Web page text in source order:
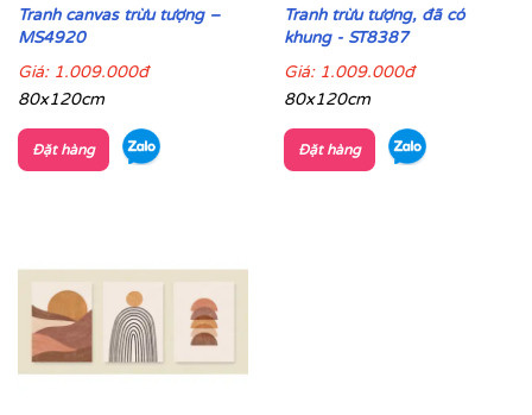
Tranh canvas trừu tượng –
MS4920
Giá: 1.009.000đ
80x120cm
Đặt hàng
Tranh trừu tượng, đã có
khung - ST8387
Giá: 1.009.000đ
80x120cm
Đặt hàng